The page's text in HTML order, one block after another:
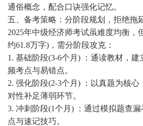
通俗概念，配合口诀强化记忆。
五、备考策略：分阶段规划，拒绝拖
2025年中级经济师考试虽难度均衡，
约61.8万字)，需分阶段攻克：
1. 基础阶段(3-6个月) ：通读教材，
频考点与易错点。
2. 强化阶段(2-3个月) ：以真题为核
对性补足薄弱环节。
3. 冲刺阶段(1个月) ：通过模拟题查
点与速记技巧。